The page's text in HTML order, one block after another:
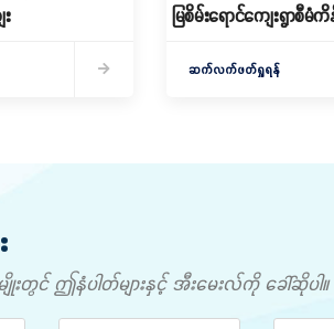
မြစိမ်းရောင်ကျေးရွာစီ
ဆက်လက်ဖတ်ရှုရန်
းတွင် ဤနံပါတ်များနှင့် အီးမေးလ်ကို ခေါ်ဆိုပါ။